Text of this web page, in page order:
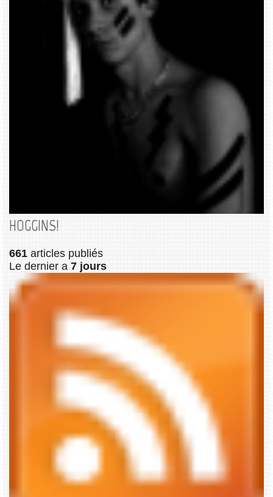
HOGGINS!
661 articles publiés
Le dernier a 7 jours